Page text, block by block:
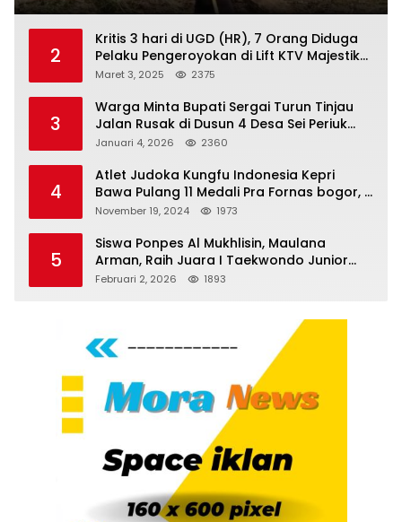
2
Kritis 3 hari di UGD (HR), 7 Orang Diduga
Pelaku Pengeroyokan di Lift KTV Majestik
Melenggang Bebas, Kantor Hukum JAP
Tanjungpinang
Maret 3, 2025 2375
3
Warga Minta Bupati Sergai Turun Tinjau
Jalan Rusak di Dusun 4 Desa Sei Periuk
Serdang Bedagai
Januari 4, 2026 2360
4
Atlet Judoka Kungfu Indonesia Kepri
Bawa Pulang 11 Medali Pra Fornas bogor, 3
Emas dan 8 Perunggu.
November 19, 2024 1973
5
Siswa Ponpes Al Mukhlisin, Maulana
Arman, Raih Juara I Taekwondo Junior
Putra di Riau National Championship 2026
Februari 2, 2026 1893